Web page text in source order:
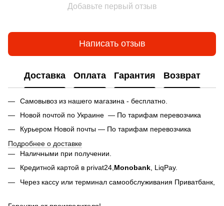
Добавьте первый отзыв
Написать отзыв
Доставка Оплата Гарантия Возврат
Самовывоз из нашего магазина - бесплатно.
Новой почтой по Украине — По тарифам перевозчика
Курьером Новой почты — По тарифам перевозчика
Подробнее о доставке
Наличными при получении.
Кредитной картой в privat24, Monobank LiqPay.
Через кассу или терминал самообслуживания Приватбанк,